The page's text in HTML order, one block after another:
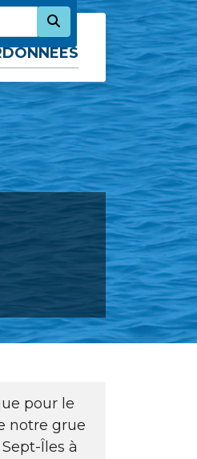
SEARCH NOW
pour le
notre grue
Îles à